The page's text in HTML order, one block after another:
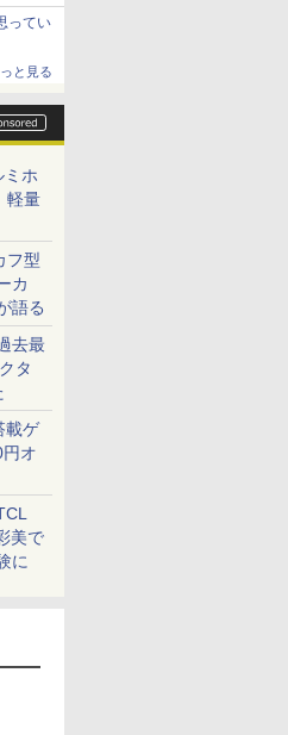
ってい
と見る
ミホ
軽量
フ型
カ
語る
去最
タ
載ゲ
オ
美で
に